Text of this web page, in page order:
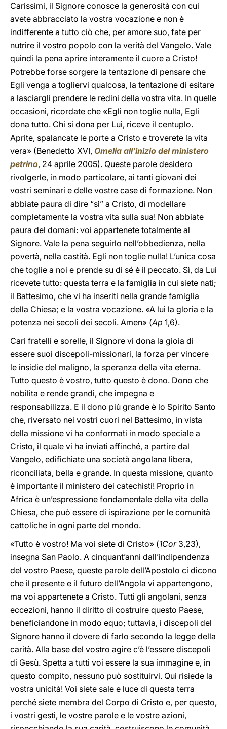
Carissimi, il Signore conosce la generosità con cui
avete abbracciato la vostra vocazione e non è
indifferente a tutto ciò che, per amore suo, fate per
nutrire il vostro popolo con la verità del Vangelo. Vale
quindi la pena aprire interamente il cuore a Cristo!
Potrebbe forse sorgere la tentazione di pensare che
Egli venga a togliervi qualcosa, la tentazione di esitare
a lasciargli prendere le redini della vostra vita. In quelle
occasioni, ricordate che «Egli non toglie nulla, Egli
dona tutto. Chi si dona per Lui, riceve il centuplo.
Aprite, spalancate le porte a Cristo e troverete la vita
vera» (Benedetto XVI, Omelia all’inizio del ministero
petrino, 24 aprile 2005). Queste parole desidero
rivolgerle, in modo particolare, ai tanti giovani dei
vostri seminari e delle vostre case di formazione. Non
abbiate paura di dire “sì” a Cristo, di modellare
completamente la vostra vita sulla sua! Non abbiate
paura del domani: voi appartenete totalmente al
Signore. Vale la pena seguirlo nell’obbedienza, nella
povertà, nella castità. Egli non toglie nulla! L’unica cosa
che toglie a noi e prende su di sé è il peccato. Sì, da Lui
ricevete tutto: questa terra e la famiglia in cui siete nati;
il Battesimo, che vi ha inseriti nella grande famiglia
della Chiesa; e la vostra vocazione. «A lui la gloria e la
potenza nei secoli dei secoli. Amen» (Ap 1,6).
Cari fratelli e sorelle, il Signore vi dona la gioia di
essere suoi discepoli-missionari, la forza per vincere
le insidie del maligno, la speranza della vita eterna.
Tutto questo è vostro, tutto questo è dono. Dono che
nobilita e rende grandi, che impegna e
responsabilizza. E il dono più grande è lo Spirito Santo
che, riversato nei vostri cuori nel Battesimo, in vista
della missione vi ha conformati in modo speciale a
Cristo, il quale vi ha inviati affinché, a partire dal
Vangelo, edifichiate una società angolana libera,
riconciliata, bella e grande. In questa missione, quanto
è importante il ministero dei catechisti! Proprio in
Africa è un’espressione fondamentale della vita della
Chiesa, che può essere di ispirazione per le comunità
cattoliche in ogni parte del mondo.
«Tutto è vostro! Ma voi siete di Cristo» (1Cor3,23),
insegna San Paolo. A cinquant’anni dall’indipendenza
del vostro Paese, queste parole dell’Apostolo ci dicono
che il presente e il futuro dell’Angola vi appartengono,
ma voi appartenete a Cristo. Tutti gli angolani, senza
eccezioni, hanno il diritto di costruire questo Paese,
beneficiandone in modo equo; tuttavia, i discepoli del
Signore hanno il dovere di farlo secondo la legge della
carità. Alla base del vostro agire c’è l’essere discepoli
di Gesù. Spetta a tutti voi essere la sua immagine e, in
questo compito, nessuno può sostituirvi. Qui risiede la
vostra unicità! Voi siete sale e luce di questa terra
perché siete membra del Corpo di Cristo e, per questo,
i vostri gesti, le vostre parole e le vostre azioni,